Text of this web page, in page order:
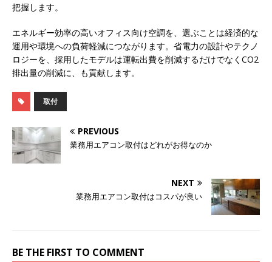
把握します。
エネルギー効率の高いオフィス向け空調を、選ぶことは経済的な
運用や環境への負荷軽減につながります。省電力の設計やテクノ
ロジーを、採用したモデルは運転出費を削減するだけでなくCO2
排出量の削減に、も貢献します。
取付
PREVIOUS
業務用エアコン取付はどれがお得なのか
NEXT
業務用エアコン取付はコスパが良い
BE THE FIRST TO COMMENT